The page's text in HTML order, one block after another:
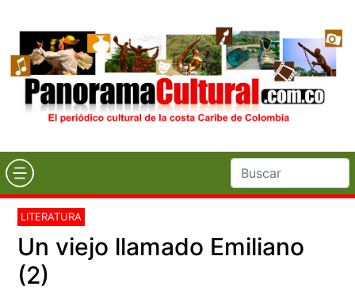
LITERATURA
Un viejo llamado Emiliano
(2)